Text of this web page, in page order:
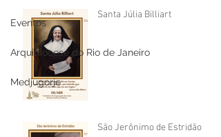
Eventos
Arquidiocese do Rio de Janeiro
Medjugorje
Santa Júlia Billiart
São Jerônimo de Estridão